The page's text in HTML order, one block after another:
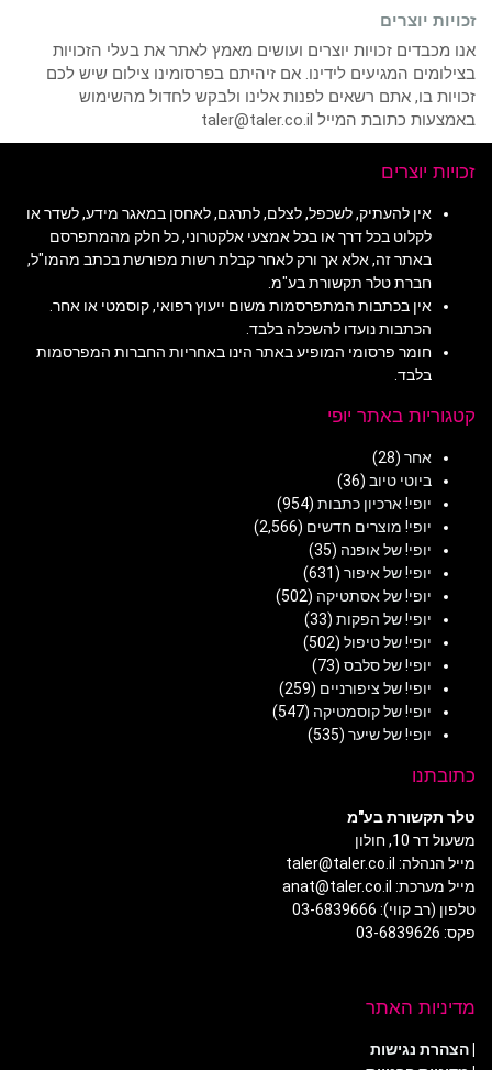
זכויות יוצרים
אנו מכבדים זכויות יוצרים ועושים מאמץ לאתר את בעלי הזכויות
בצילומים המגיעים לידינו. אם זיהיתם בפרסומינו צילום שיש לכם
זכויות בו, אתם רשאים לפנות אלינו ולבקש לחדול מהשימוש
באמצעות כתובת המייל taler@taler.co.il
זכויות יוצרים
אין להעתיק, לשכפל, לצלם, לתרגם, לאחסן במאגר מידע, לשדר או
לקלוט בכל דרך או בכל אמצעי אלקטרוני, כל חלק מהמתפרסם
באתר זה, אלא אך ורק לאחר קבלת רשות מפורשת בכתב מהמו"ל,
חברת טלר תקשורת בע"מ.
אין בכתבות המתפרסמות משום ייעוץ רפואי, קוסמטי או אחר.
הכתבות נועדו להשכלה בלבד.
חומר פרסומי המופיע באתר הינו באחריות החברות המפרסמות
בלבד.
קטגוריות באתר יופי
אחר (28)
ביוטי טיוב (36)
יופי! ארכיון כתבות (954)
יופי! מוצרים חדשים (2,566)
יופי! של אופנה (35)
יופי! של איפור (631)
יופי! של אסתטיקה (502)
יופי! של הפקות (33)
יופי! של טיפול (502)
יופי! של סלבס (73)
יופי! של ציפורניים (259)
יופי! של קוסמטיקה (547)
יופי! של שיער (535)
כתובתנו
טלר תקשורת בע"מ
משעול דר 10, חולון
מייל הנהלה: taler@taler.co.il
מייל מערכת: anat@taler.co.il
טלפון (רב קווי): 03-6839666
פקס: 03-6839626
מדיניות האתר
|הצהרת נגישות